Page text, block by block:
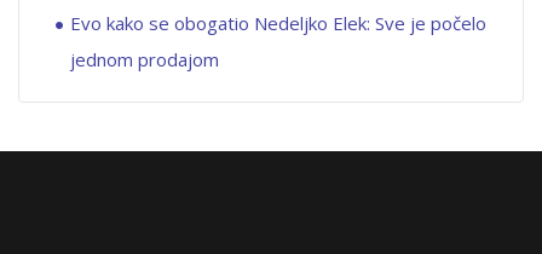
Evo kako se obogatio Nedeljko Elek: Sve je počelo
jednom prodajom